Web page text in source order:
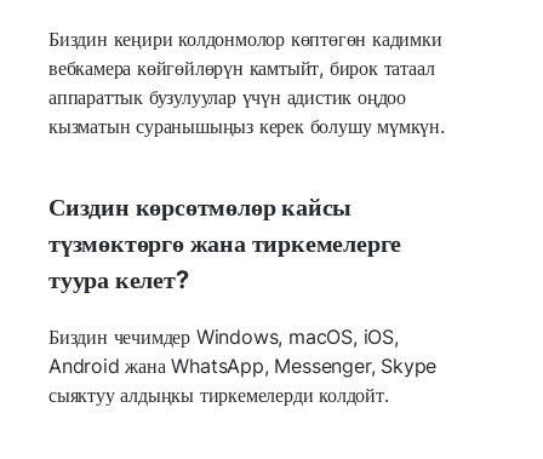
Биздин кеңири колдонмолор көптөгөн кадимки
вебкамера көйгөйлөрүн камтыйт, бирок татаал
аппараттык бузулуулар үчүн адистик оңдоо
кызматын суранышыңыз керек болушу мүмкүн.
Сиздин көрсөтмөлөр кайсы
түзмөктөргө жана тиркемелерге
туура келет?
Биздин чечимдер Windows, macOS, iOS,
Android жана WhatsApp, Messenger, Skype
сыяктуу алдыңкы тиркемелерди колдойт.